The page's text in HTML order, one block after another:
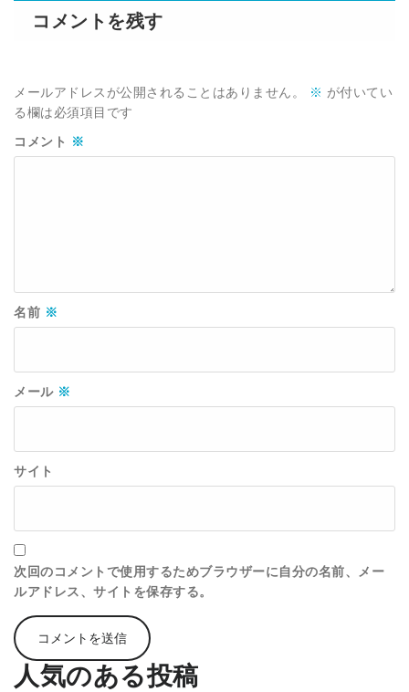
コメントを残す
メールアドレスが公開されることはありません。 ※ が付いてい
る欄は必須項目です
コメント ※
名前 ※
メール ※
サイト
次回のコメントで使用するためブラウザーに自分の名前、メー
ルアドレス、サイトを保存する。
人気のある投稿